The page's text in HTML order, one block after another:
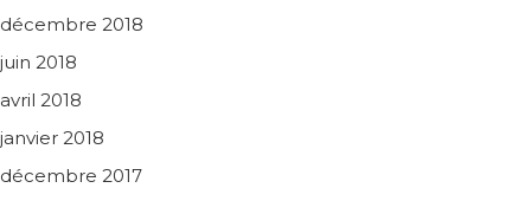
décembre 2018
juin 2018
avril 2018
janvier 2018
décembre 2017